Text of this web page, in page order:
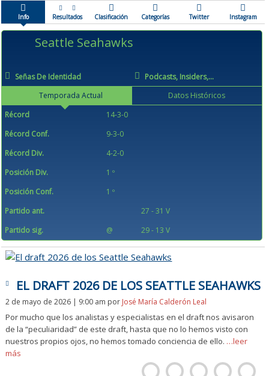
Info Resultados Clasificación Categorías Twitter Instagram
Seattle Seahawks
Señas De Identidad
Podcasts, Insiders,...
Temporada Actual
Datos Históricos
Récord
14-3-0
Récord Conf.
9-3-0
Récord Div.
4-2-0
Posición Div.
1 º
Posición Conf.
1 º
Partido ant.
27 - 31 V
Partido sig.
@ 29 - 13 V
EL DRAFT 2026 DE LOS SEATTLE SEAHAWKS
2 de mayo de 2026 | 9:00 am por José María Calderón Leal
Por mucho que los analistas y especialistas en el draft nos avisaron
de la “peculiaridad” de este draft, hasta que no lo hemos visto con
nuestros propios ojos, no hemos tomado conciencia de ello. …leer
más